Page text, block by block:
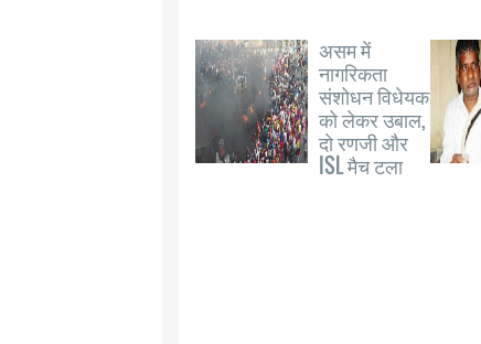
असम में
नागरिकता
संशोधन विधेयक
को लेकर उबाल,
दो रणजी और
ISL मैच टला